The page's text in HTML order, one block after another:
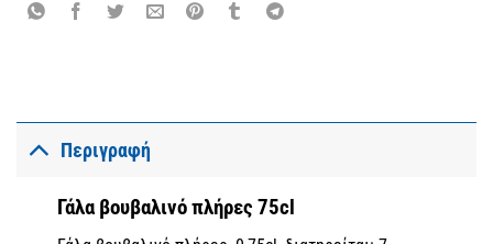
Περιγραφή
Γάλα βουβαλινό πλήρες 75cl